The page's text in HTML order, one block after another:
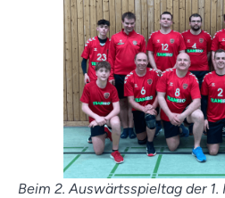
Beim 2. Auswärtsspieltag der